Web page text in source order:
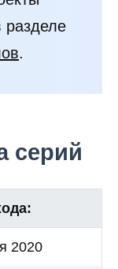
разделе
.
серий
2020